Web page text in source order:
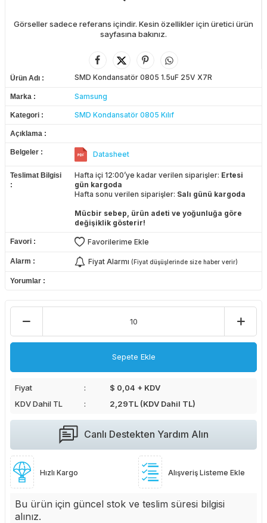
Görseller sadece referans içindir. Kesin özellikler için üretici ürün
sayfasına bakınız.
Ürün Adı SMD Kondansatör 0805 1.5uF 25V X7R
Marka Samsung
Kategori SMD Kondansatör 0805 Kılıf
Açıklama
Belgeler Datasheet
Teslimat Bilgisi Hafta içi 12:00’ye kadar verilen siparişler: Ertesi
gün kargoda
Hafta sonu verilen siparişler: Salı günü kargoda
Mücbir sebep, ürün adeti ve yoğunluğa göre
değişiklik gösterir!
Favori Favorilerime Ekle
Alarm Fiyat Alarmı (Fiyat düşüşlerinde size haber verir)
Yorumlar
Sepete Ekle
Fiyat
$ 0,04 + KDV
KDV Dahil TL
2,29TL (KDV Dahil TL)
Canlı Destekten Yardım Alın
Hızlı Kargo Alışveriş Listeme Ekle
Bu ürün için güncel stok ve teslim süresi bilgisi
alınız.